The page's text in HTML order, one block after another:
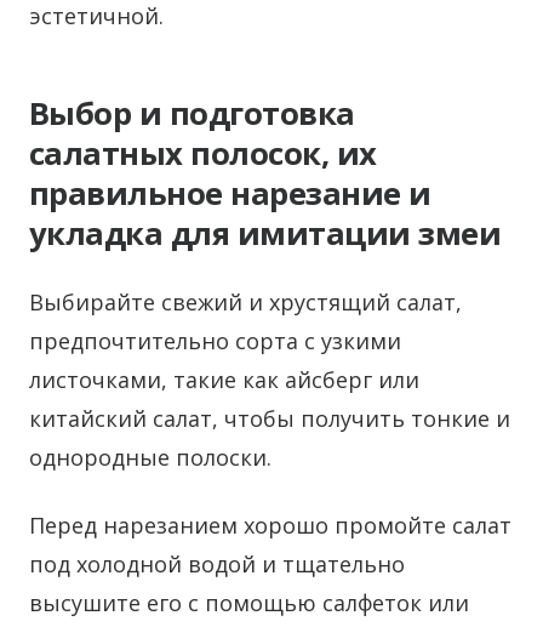
эстетичной.
Выбор и подготовка
салатных полосок, их
правильное нарезание и
укладка для имитации змеи
Выбирайте свежий и хрустящий салат,
предпочтительно сорта с узкими
листочками, такие как айсберг или
китайский салат, чтобы получить тонкие и
однородные полоски.
Перед нарезанием хорошо промойте салат
под холодной водой и тщательно
высушите его с помощью салфеток или